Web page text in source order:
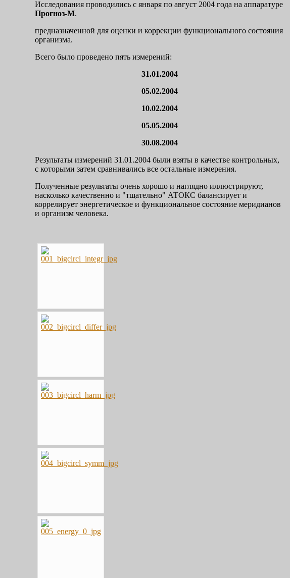
Исследования проводились с января по август 2004 года на аппаратуре
Прогноз-М.
предназначенной для оценки и коррекции функционального состояния
организма.
Всего было проведено пять измерений:
31.01.2004
05.02.2004
10.02.2004
05.05.2004
30.08.2004
Результаты измерений 31.01.2004 были взяты в качестве контрольных,
с которыми затем сравнивались все остальные измерения.
Полученные результаты очень хорошо и наглядно иллюстрируют,
насколько качественно и "тщательно" АТОКС балансирует и
коррелирует энергетическое и функциональное состояние меридианов
и организм человека.